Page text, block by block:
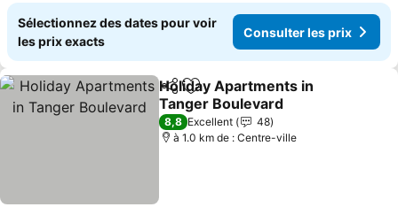
Sélectionnez des dates pour voir
les prix exacts
Consulter les prix
PartagerAjouter à mes favoris
Holiday Apartments in
Tanger Boulevard
Consulter les prix
8,8 Excellent
48
à 1.0 km de : Centre-ville